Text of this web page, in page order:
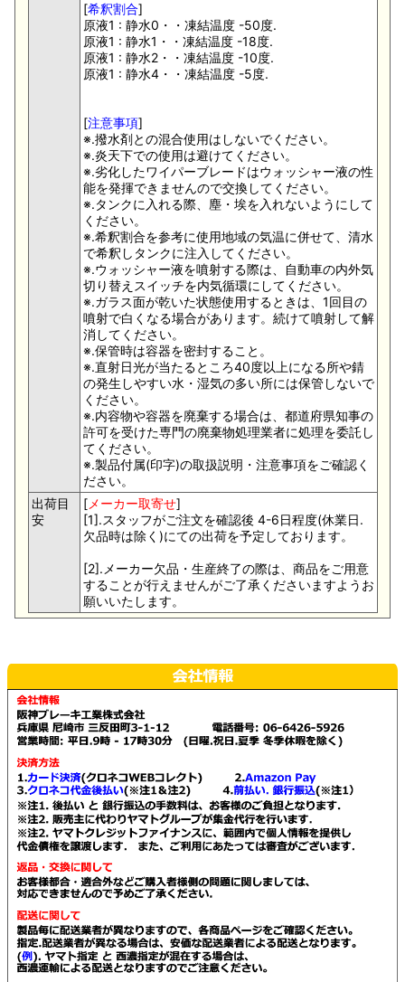
[希釈割合]
原液1 : 静水0・・凍結温度 -50度.
原液1 : 静水1・・凍結温度 -18度.
原液1 : 静水2・・凍結温度 -10度.
原液1 : 静水4・・凍結温度 -5度.
[注意事項]
※.撥水剤との混合使用はしないでください。
※.炎天下での使用は避けてください。
※.劣化したワイパーブレードはウォッシャー液の性
能を発揮できませんので交換してください。
※.タンクに入れる際、塵・埃を入れないようにして
ください。
※.希釈割合を参考に使用地域の気温に併せて、清水
で希釈しタンクに注入してください。
※.ウォッシャー液を噴射する際は、自動車の内外気
切り替えスイッチを内気循環にしてください。
※.ガラス面が乾いた状態使用するときは、1回目の
噴射で白くなる場合があります。続けて噴射して解
消してください。
※.保管時は容器を密封すること。
※.直射日光が当たるところ40度以上になる所や錆
の発生しやすい水・湿気の多い所には保管しないで
ください。
※.内容物や容器を廃棄する場合は、都道府県知事の
許可を受けた専門の廃棄物処理業者に処理を委託し
てください。
※.製品付属(印字)の取扱説明・注意事項をご確認く
ださい。
出荷目
安
[メーカー取寄せ]
[1].スタッフがご注文を確認後 4-6日程度(休業日.
欠品時は除く)にての出荷を予定しております。
[2].メーカー欠品・生産終了の際は、商品をご用意
することが行えませんがご了承くださいますようお
願いいたします。